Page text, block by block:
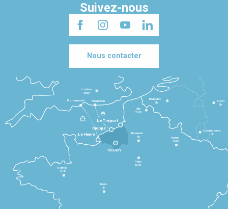
Suivez-nous
Nous contacter
Le Havre
Dieppe
Le Tréport
Rennes
2h30
Tours
3h
Paris
1h30
Beauvais
1h
Reims
2h45
Lille
2h30
Bruxelles
3h
Londres
3h30
Newhaven
Portsmouth
Bonn
5h
Luxembourg
4h
Rouen